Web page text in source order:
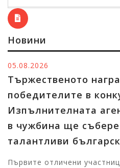
Новини
05.08.2026
Тържественото
победителите в
Изпълнителната
в чужбина ще
талантливи
Първите отличени